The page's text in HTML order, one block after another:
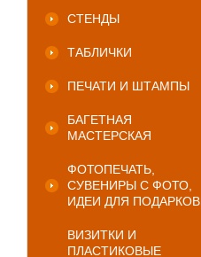
СТЕНДЫ
ТАБЛИЧКИ
ПЕЧАТИ И ШТАМПЫ
БАГЕТНАЯ
МАСТЕРСКАЯ
ФОТОПЕЧАТЬ,
СУВЕНИРЫ С ФОТО,
ИДЕИ ДЛЯ ПОДАРКОВ
ВИЗИТКИ И
ПЛАСТИКОВЫЕ